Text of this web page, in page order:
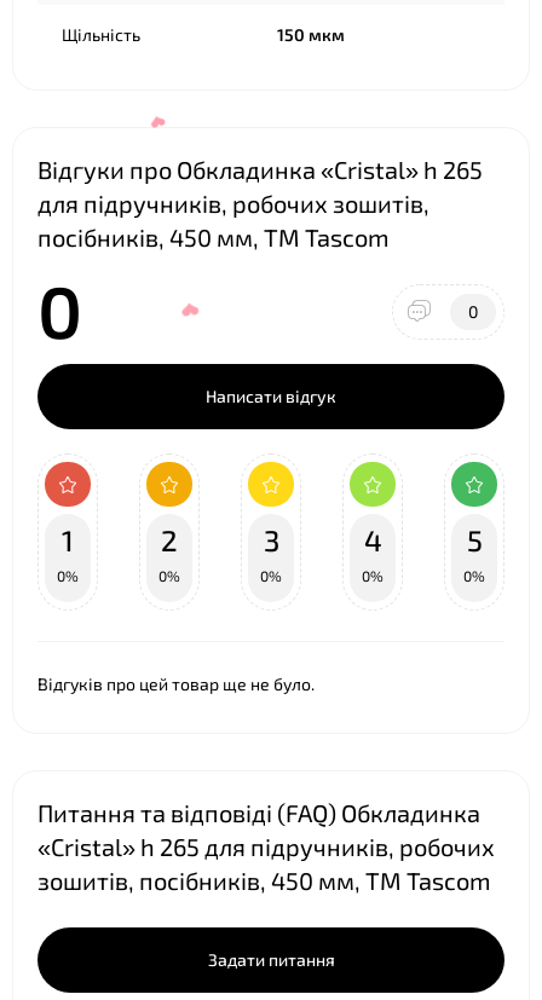
Щільність 150 мкм
Відгуки про Обкладинка «Cristal» h 265
для підручників, робочих зошитів,
посібників, 450 мм, ТМ Tascom
0 0
Написати відгук
1
0%
2
0%
3
0%
4
0%
5
0%
Відгуків про цей товар ще не було.
Питання та відповіді (FAQ) Обкладинка
«Cristal» h 265 для підручників, робочих
зошитів, посібників, 450 мм, ТМ Tascom
Задати питання